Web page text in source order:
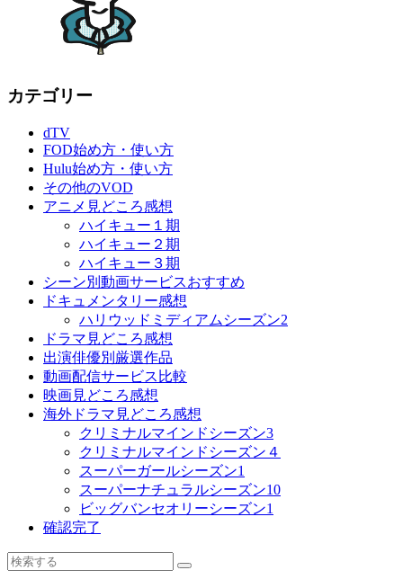
カテゴリー
dTV
FOD始め方・使い方
Hulu始め方・使い方
その他のVOD
アニメ見どころ感想
ハイキュー１期
ハイキュー２期
ハイキュー３期
シーン別動画サービスおすすめ
ドキュメンタリー感想
ハリウッドミディアムシーズン2
ドラマ見どころ感想
出演俳優別厳選作品
動画配信サービス比較
映画見どころ感想
海外ドラマ見どころ感想
クリミナルマインドシーズン3
クリミナルマインドシーズン４
スーパーガールシーズン1
スーパーナチュラルシーズン10
ビッグバンセオリーシーズン1
確認完了